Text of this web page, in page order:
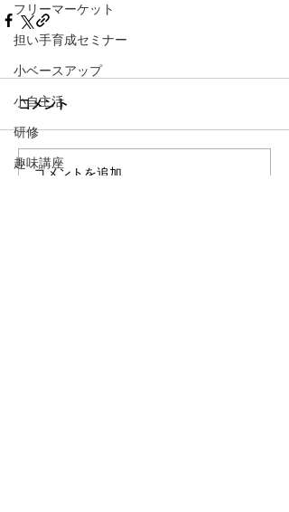
フリーマーケット
担い手育成セミナー
小ベースアップ
小自主活
研修
趣味講座
コメント
コメントを追加…